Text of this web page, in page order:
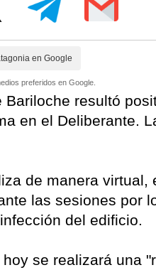
en Google
preferidos en Google.
resultó
en el Deliberante.
de manera virtual,
las sesiones por
del edificio.
se realizará una